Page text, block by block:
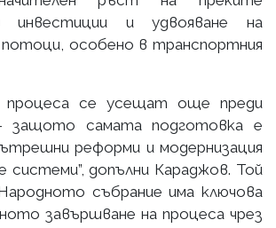
инвестиции и удвояване на
особено в транспортния
се усещат още преди
защото самата подготовка е
реформи и модернизация
системи”, допълни Караджов. Той
събрание има ключова
завършване на процеса чрез